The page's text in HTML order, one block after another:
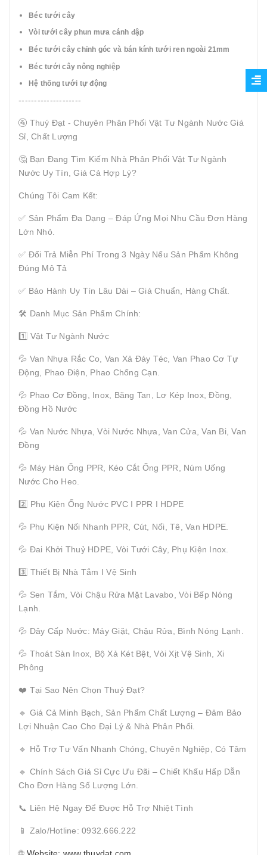
Béc tưới cây
Vòi tưới cây phun mưa cánh đập
Béc tưới cây chỉnh góc và bán kính tưới ren ngoài 21mm
Béc tưới cây nông nghiệp
Hệ thống tưới tự động
--------------------
🚰 Thuý Đạt - Chuyên Phân Phối Vật Tư Ngành Nước Giá
Sỉ, Chất Lượng
🤔 Bạn Đang Tìm Kiếm Nhà Phân Phối Vật Tư Ngành
Nước Uy Tín, Giá Cả Hợp Lý?
Chúng Tôi Cam Kết:
✅ Sản Phẩm Đa Dạng – Đáp Ứng Mọi Nhu Cầu Đơn Hàng
Lớn Nhỏ.
✅ Đổi Trả Miễn Phí Trong 3 Ngày Nếu Sản Phẩm Không
Đúng Mô Tả
✅ Bảo Hành Uy Tín Lâu Dài – Giá Chuẩn, Hàng Chất.
🛠 Danh Mục Sản Phẩm Chính:
1️⃣ Vật Tư Ngành Nước
💦 Van Nhựa Rắc Co, Van Xả Đáy Téc, Van Phao Cơ Tự
Động, Phao Điện, Phao Chống Cạn.
💦 Phao Cơ Đồng, Inox, Băng Tan, Lơ Kép Inox, Đồng,
Đồng Hồ Nước
💦 Van Nước Nhựa, Vòi Nước Nhựa, Van Cửa, Van Bi, Van
Đồng
💦 Máy Hàn Ống PPR, Kéo Cắt Ống PPR, Núm Uống
Nước Cho Heo.
2️⃣ Phụ Kiện Ống Nước PVC I PPR I HDPE
💦 Phụ Kiện Nối Nhanh PPR, Cút, Nối, Tê, Van HDPE.
💦 Đai Khởi Thuỷ HDPE, Vòi Tưới Cây, Phụ Kiện Inox.
3️⃣ Thiết Bị Nhà Tắm I Vệ Sinh
💦 Sen Tắm, Vòi Chậu Rửa Mặt Lavabo, Vòi Bếp Nóng
Lạnh.
💦 Dây Cấp Nước: Máy Giặt, Chậu Rửa, Bình Nóng Lạnh.
💦 Thoát Sàn Inox, Bộ Xả Két Bệt, Vòi Xịt Vệ Sinh, Xi
Phông
❤️ Tại Sao Nên Chọn Thuý Đạt?
🔹 Giá Cả Minh Bạch, Sản Phẩm Chất Lượng – Đảm Bảo
Lợi Nhuận Cao Cho Đại Lý & Nhà Phân Phối.
🔹 Hỗ Trợ Tư Vấn Nhanh Chóng, Chuyên Nghiệp, Có Tâm
🔹 Chính Sách Giá Sỉ Cực Ưu Đãi – Chiết Khấu Hấp Dẫn
Cho Đơn Hàng Số Lượng Lớn.
📞 Liên Hệ Ngay Để Được Hỗ Trợ Nhiệt Tình
📱 Zalo/Hotline: 0932.666.222